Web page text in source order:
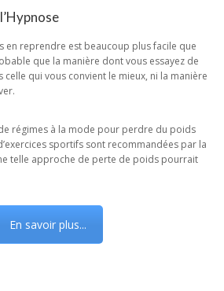
en reprendre est beaucoup plus facile que
que la manière dont vous essayez de
celle qui vous convient le mieux, ni la manière
régimes à la mode pour perdre du poids
sportifs sont recommandées par la
telle approche de perte de poids pourrait
En savoir plus...